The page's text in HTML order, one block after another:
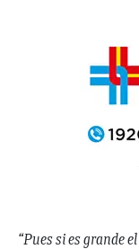
“Pues si es grande